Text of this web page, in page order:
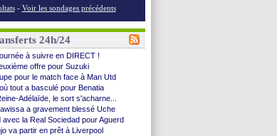
- Voir les sondages précédents
24h/24
à suivre en DIRECT !
offre pour Suzuki
pour le match face à Man Utd
tout a basculé pour Benatia
Adélaïde, le sort s'acharne...
a gravement blessé Uche
avec la Real Sociedad pour Aguerd
va partir en prêt à Liverpool